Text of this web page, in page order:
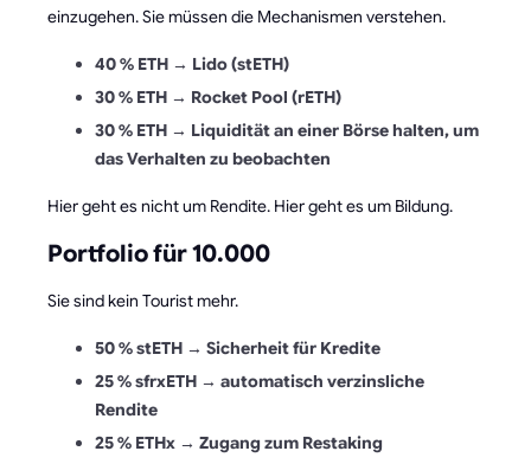
einzugehen. Sie müssen die Mechanismen verstehen.
40 % ETH → Lido (stETH)
30 % ETH → Rocket Pool (rETH)
30 % ETH → Liquidität an einer Börse halten, um
das Verhalten zu beobachten
Hier geht es nicht um Rendite. Hier geht es um Bildung.
Portfolio für 10.000
Sie sind kein Tourist mehr.
50 % stETH → Sicherheit für Kredite
25 % sfrxETH → automatisch verzinsliche
Rendite
25 % ETHx → Zugang zum Restaking